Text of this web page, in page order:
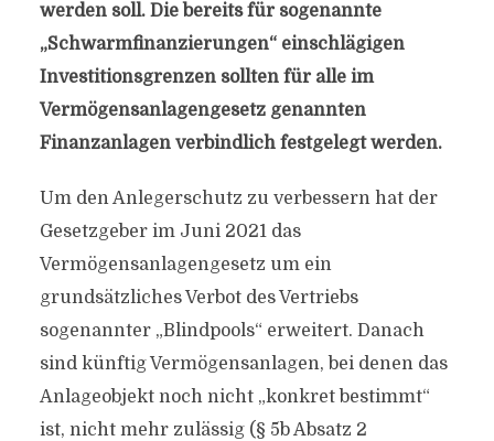
werden soll. Die bereits für sogenannte
„Schwarmfinanzierungen“ einschlägigen
Investitionsgrenzen sollten für alle im
Vermögensanlagengesetz genannten
Finanzanlagen verbindlich festgelegt werden.
Um den Anlegerschutz zu verbessern hat der
Gesetzgeber im Juni 2021 das
Vermögensanlagengesetz um ein
grundsätzliches Verbot des Vertriebs
sogenannter „Blindpools“ erweitert. Danach
sind künftig Vermögensanlagen, bei denen das
Anlageobjekt noch nicht „konkret bestimmt“
ist, nicht mehr zulässig (§ 5b Absatz 2